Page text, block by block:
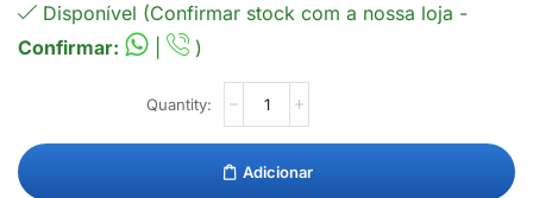
Disponível (Confirmar stock com a nossa loja -
Confirmar:
)
Adicionar